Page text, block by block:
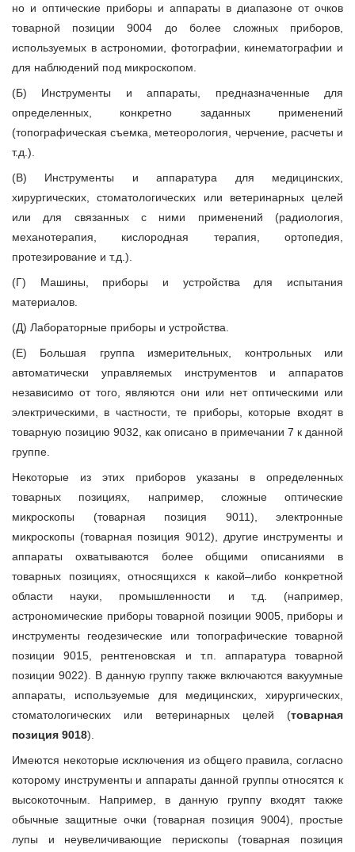
но и оптические приборы и аппараты в диапазоне от очков
товарной позиции 9004 до более сложных приборов,
используемых в астрономии, фотографии, кинематографии и
для наблюдений под микроскопом.
(Б) Инструменты и аппараты, предназначенные для
определенных, конкретно заданных применений
(топографическая съемка, метеорология, черчение, расчеты и
т.д.).
(В) Инструменты и аппаратура для медицинских,
хирургических, стоматологических или ветеринарных целей
или для связанных с ними применений (радиология,
механотерапия, кислородная терапия, ортопедия,
протезирование и т.д.).
(Г) Машины, приборы и устройства для испытания
материалов.
(Д) Лабораторные приборы и устройства.
(Е) Большая группа измерительных, контрольных или
автоматически управляемых инструментов и аппаратов
независимо от того, являются они или нет оптическими или
электрическими, в частности, те приборы, которые входят в
товарную позицию 9032, как описано в примечании 7 к данной
группе.
Некоторые из этих приборов указаны в определенных
товарных позициях, например, сложные оптические
микроскопы (товарная позиция 9011), электронные
микроскопы (товарная позиция 9012), другие инструменты и
аппараты охватываются более общими описаниями в
товарных позициях, относящихся к какой–либо конкретной
области науки, промышленности и т.д. (например,
астрономические приборы товарной позиции 9005, приборы и
инструменты геодезические или топографические товарной
позиции 9015, рентгеновская и т.п. аппаратура товарной
позиции 9022). В данную группу также включаются вакуумные
аппараты, используемые для медицинских, хирургических,
стоматологических или ветеринарных целей (товарная
позиция 9018).
Имеются некоторые исключения из общего правила, согласно
которому инструменты и аппараты данной группы относятся к
высокоточным. Например, в данную группу входят также
обычные защитные очки (товарная позиция 9004), простые
лупы и неувеличивающие перископы (товарная позиция